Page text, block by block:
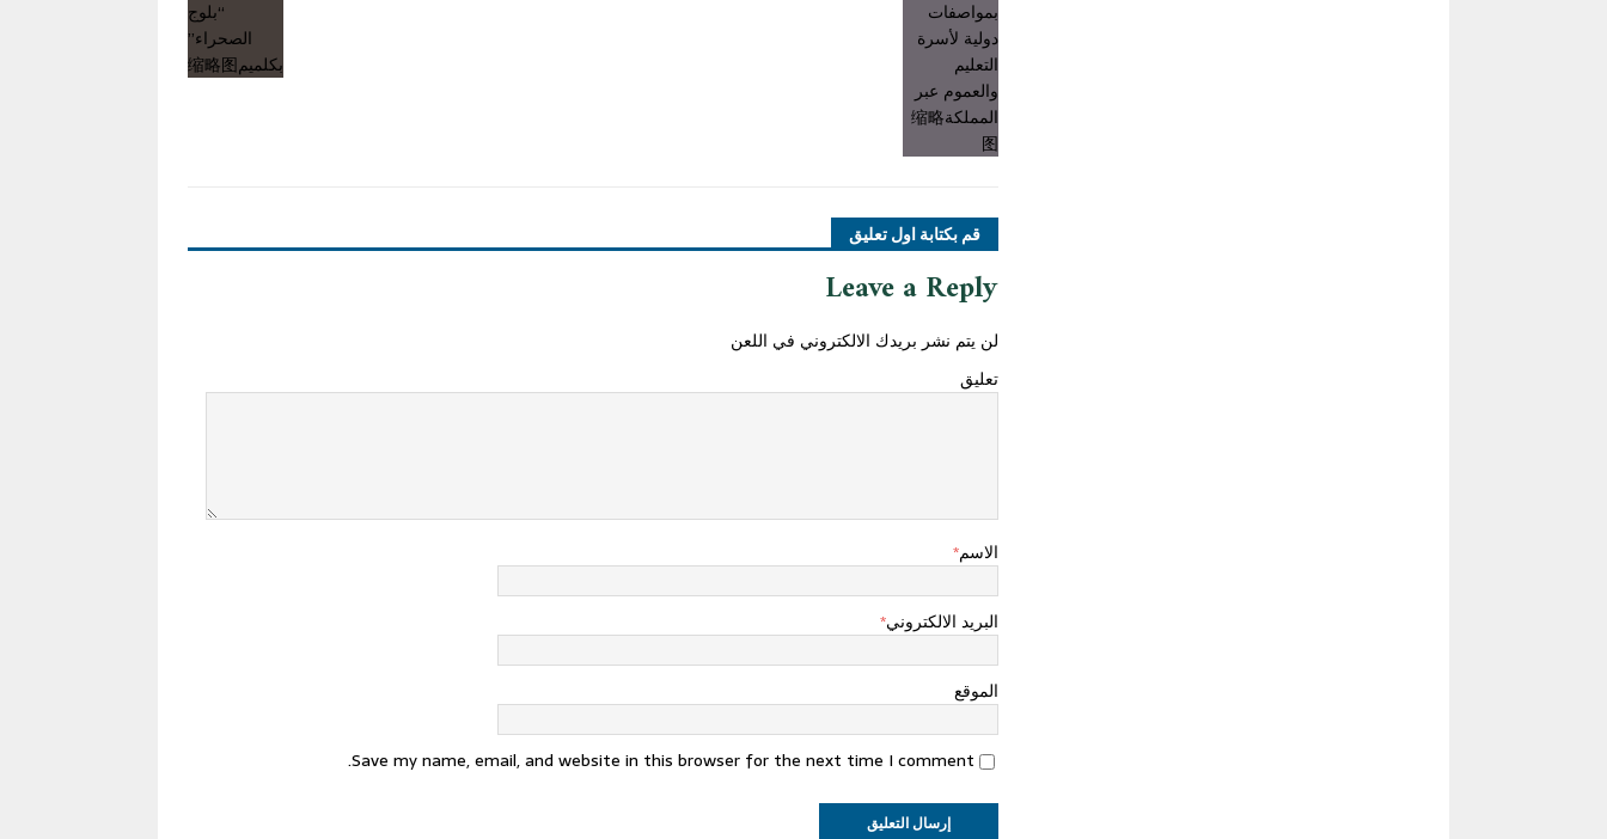
قم بكتابة اول تعليق
Leave a Reply
لن يتم نشر بريدك الالكتروني في اللعن
تعليق
الاسم*
البريد الالكتروني*
الموقع
Save my name, email, and website in this browser for the next time I comment.